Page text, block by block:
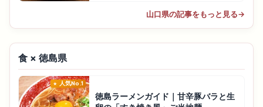
山口県の記事をもっと見る→
食 × 徳島県
人気No.1
徳島ラーメンガイド｜甘辛豚バラと生